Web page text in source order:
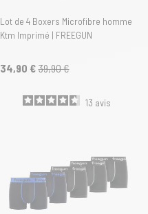
Lot de 4 Boxers Microfibre homme
Ktm Imprimé | FREEGUN
34,90 € 39,90 €
13 avis